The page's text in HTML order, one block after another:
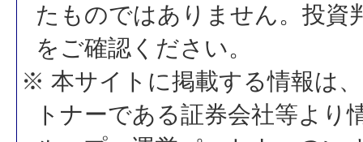
たものではありません。投資
をご確認ください。
※ 本サイトに掲載する情報は
トナーである証券会社等よ